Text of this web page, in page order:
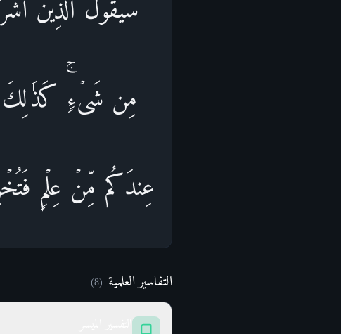
سَیَقُولُ ٱلَّذِینَ
مِن شَیۡءࣲۚ كَذَ ٰ⁠لِكَ
عِندَكُم مِّنۡ عِلۡمࣲ
التفاسير العلمية (
8
)